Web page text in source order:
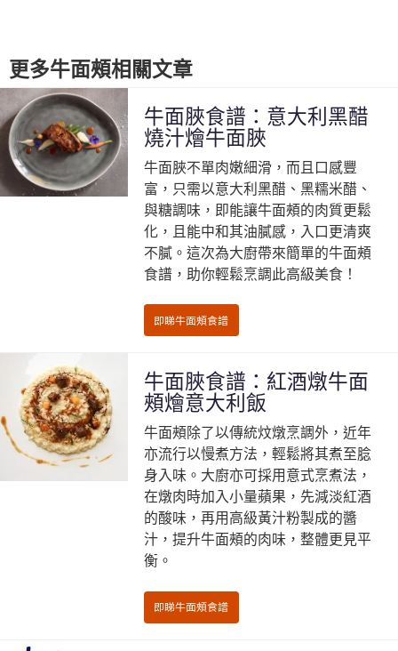
更多牛面頰相關文章
牛面脥食譜：意大利黑醋
燒汁燴牛面脥
牛面脥不單肉嫩細滑，而且口感豐
富，只需以意大利黑醋、黑糯米醋、
與糖調味，即能讓牛面頰的肉質更鬆
化，且能中和其油膩感，入口更清爽
不膩。這次為大廚帶來簡單的牛面頰
食譜，助你輕鬆烹調此高級美食！
牛面脥食譜：紅酒燉牛面
頰燴意大利飯
牛面頰除了以傳統炆燉烹調外，近年
亦流行以慢煮方法，輕鬆將其煮至腍
身入味。大廚亦可採用意式烹煮法，
在燉肉時加入小量蘋果，先減淡紅酒
的酸味，再用高級黃汁粉製成的醬
汁，提升牛面頰的肉味，整體更見平
衡。